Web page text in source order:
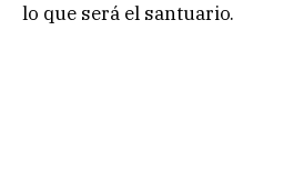
lo que será el santuario.